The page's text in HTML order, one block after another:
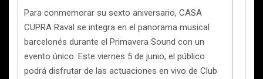
Para conmemorar su sexto aniversario, CASA
CUPRA Raval se integra en el panorama musical
barcelonés durante el Primavera Sound con un
evento único. Este viernes 5 de junio, el público
podrá disfrutar de las actuaciones en vivo de Club